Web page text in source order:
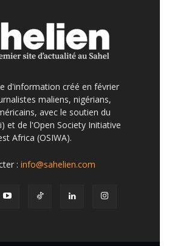
d'information créé en février
maliens, nigérians,
avec le soutien du
et de l'Open Society Initiative
Africa (OSIWA).
: info@sahelien.com